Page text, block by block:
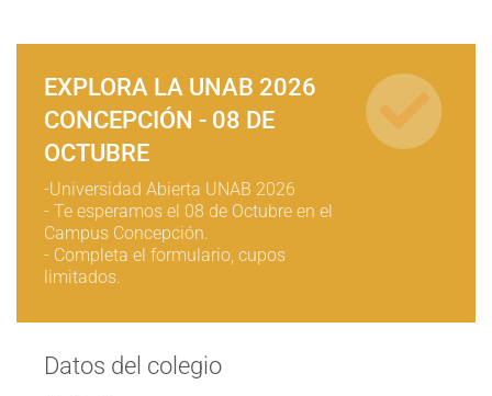
EXPLORA LA UNAB 2026
CONCEPCIÓN - 08 DE
OCTUBRE
-Universidad Abierta UNAB 2026
- Te esperamos el 08 de Octubre en el
Campus Concepción.
- Completa el formulario, cupos
limitados.
Datos del colegio